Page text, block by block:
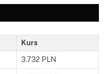
Kurs
3.732 PLN